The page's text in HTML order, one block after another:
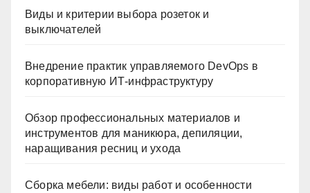
Виды и критерии выбора розеток и
выключателей
Внедрение практик управляемого DevOps в
корпоративную ИТ-инфраструктуру
Обзор профессиональных материалов и
инструментов для маникюра, депиляции,
наращивания ресниц и ухода
Сборка мебели: виды работ и особенности